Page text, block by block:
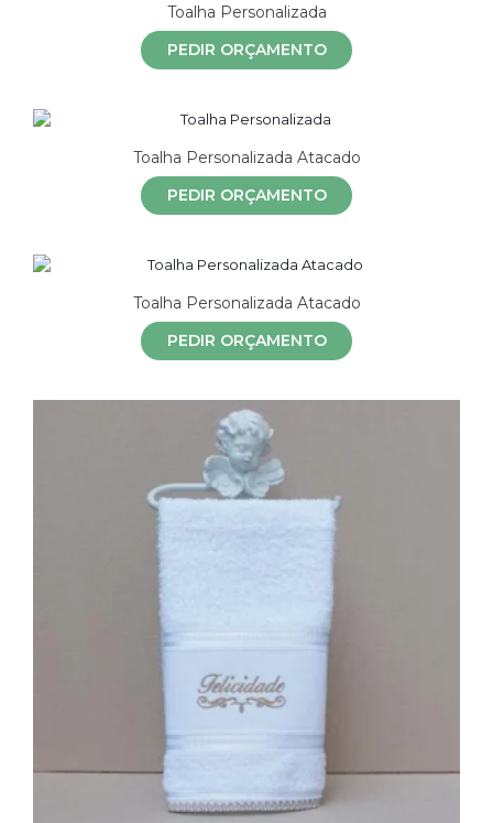
Toalha Personalizada
PEDIR ORÇAMENTO
Toalha Personalizada Atacado
PEDIR ORÇAMENTO
Toalha Personalizada Atacado
PEDIR ORÇAMENTO